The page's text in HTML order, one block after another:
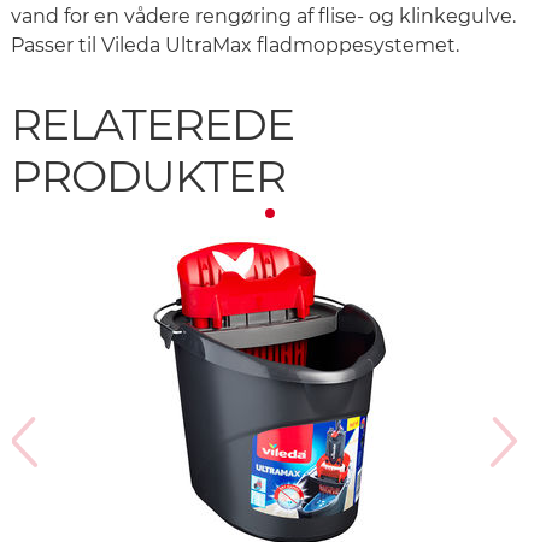
vand for en vådere rengøring af flise- og klinkegulve.
Passer til Vileda UltraMax fladmoppesystemet.
RELATEREDE
PRODUKTER